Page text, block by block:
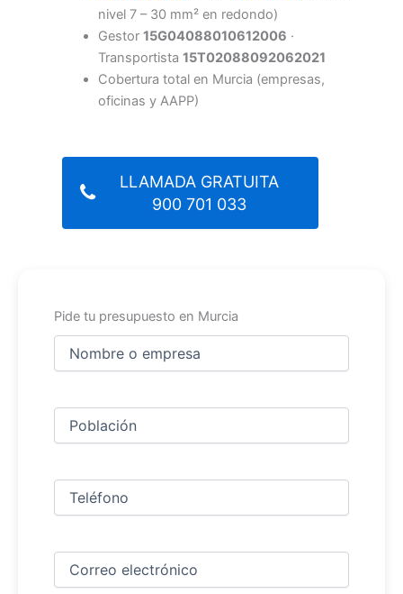
nivel 7 – 30 mm² en redondo)
Gestor 15G04088010612006 ·
Transportista 15T02088092062021
Cobertura total en Murcia (empresas,
oficinas y AAPP)
LLAMADA GRATUITA
900 701 033
Pide tu presupuesto en Murcia
Nombre
Ciudad
Teléfono
Correo
electrónico (Obligatorio)